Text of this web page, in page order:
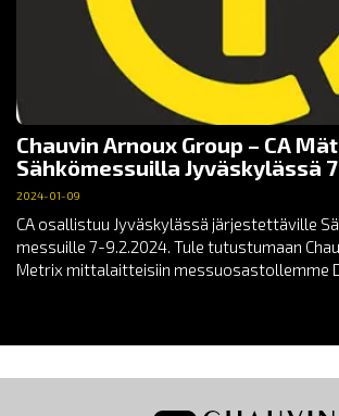
Chauvin Arnoux Group – CA
Sähkömessuilla Jyväskylässä
2024-01-09
CA osallistuu Jyväskylässä järjestettäville
messuille 7-9.2.2024. Tule tutustumaan
Metrix mittalaitteisiin messuosastollemme